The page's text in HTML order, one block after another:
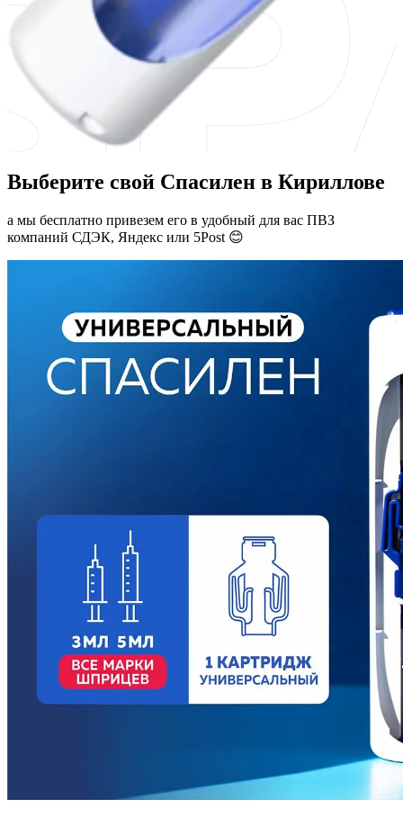
Выберите свой Спасилен в Кириллове
а мы бесплатно привезем его в удобный для вас ПВЗ
компаний СДЭК, Яндекс или 5Post 😊